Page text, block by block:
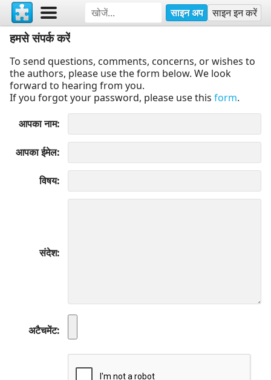
साइन अप साइन इन करें
हमसे संपर्क करें
To send questions, comments, concerns, or wishes to
the authors, please use the form below. We look
forward to hearing from you.
If you forgot your password, please use this form.
आपका नाम
आपका ईमेल
विषय
संदेश
अटैचमेंट